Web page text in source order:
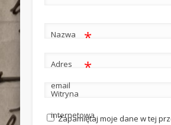
Nazwa *
Adres
email
*
Witryna
internetowa
Zapamiętaj moje dane w tej